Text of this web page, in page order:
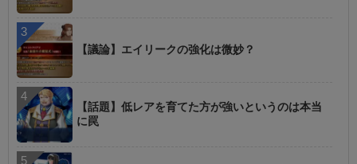
【議論】エイリークの強化は微妙？
【話題】低レアを育てた方が強いというのは本当
に罠